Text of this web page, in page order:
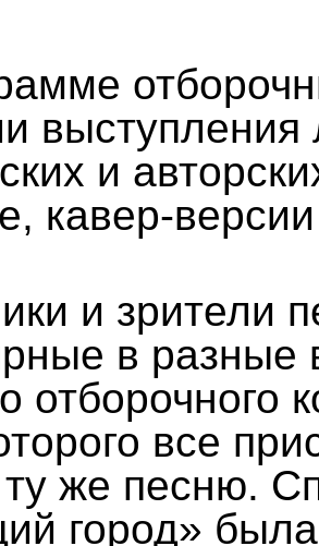
и
кавер-
и зрители
в
все
же песню.
город»